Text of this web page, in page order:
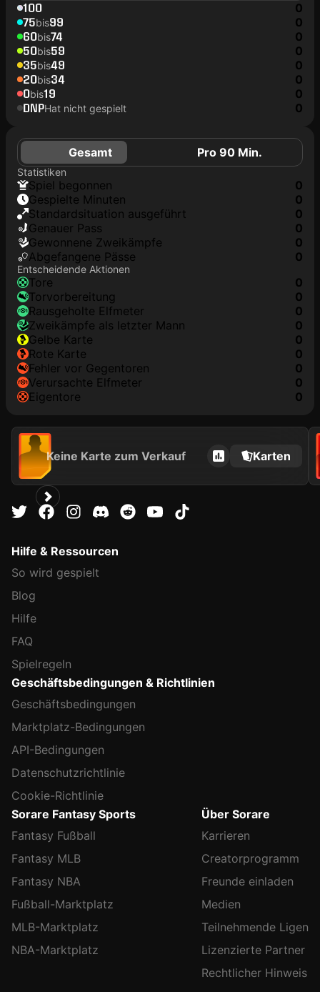
100 0
75bis99 0
60bis74 0
50bis59 0
35bis49 0
20bis34 0
0bis19 0
DNPHat nicht gespielt 0
Gesamt Pro 90 Min.
Statistiken
Spiel begonnen
0
Gespielte Minuten
0
Standardsituation ausgeführt
0
genauer Pass
0
Gewonnene Zweikämpfe
0
Abgefangene Pässe
0
Entscheidende Aktionen
Tore
0
Torvorbereitung
0
rausgeholte Elfmeter
0
Zweikämpfe als letzter Mann
0
gelbe Karte
0
rote Karte
0
Fehler vor Gegentoren
0
Verursachte Elfmeter
0
Eigentore
0
Keine Karte zum Verkauf Karten
Hilfe & Ressourcen
So wird gespielt
Blog
Hilfe
FAQ
Spielregeln
Geschäftsbedingungen & Richtlinien
Geschäftsbedingungen
Marktplatz-Bedingungen
API-Bedingungen
Datenschutzrichtlinie
Cookie-Richtlinie
Sorare Fantasy Sports
Fantasy Fußball
Fantasy MLB
Fantasy NBA
Fußball-Marktplatz
MLB-Marktplatz
NBA-Marktplatz
Über Sorare
Karrieren
Creatorprogramm
Freunde einladen
Medien
Teilnehmende Ligen
Lizenzierte Partner
Rechtlicher Hinweis